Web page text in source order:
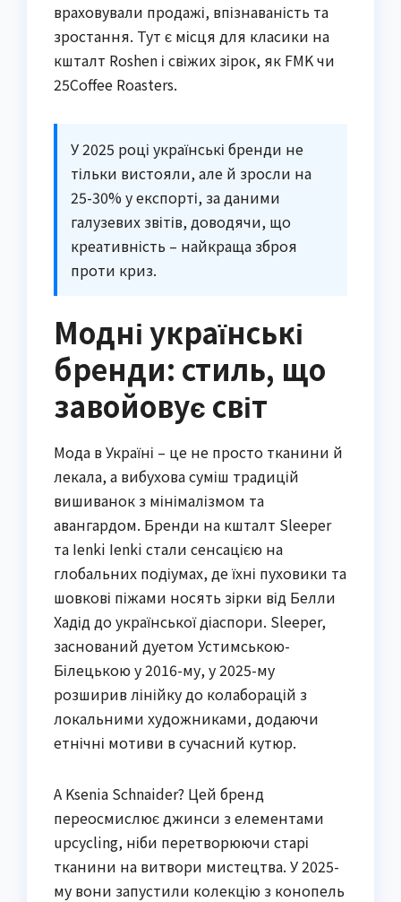
враховували продажі, впізнаваність та
зростання. Тут є місця для класики на
кшталт Roshen і свіжих зірок, як FMK чи
25Coffee Roasters.
У 2025 році українські бренди не
тільки вистояли, але й зросли на
25-30% у експорті, за даними
галузевих звітів, доводячи, що
креативність – найкраща зброя
проти криз.
Модні українські
бренди: стиль, що
завойовує світ
Мода в Україні – це не просто тканини й
лекала, а вибухова суміш традицій
вишиванок з мінімалізмом та
авангардом. Бренди на кшталт Sleeper
та Ienki Ienki стали сенсацією на
глобальних подіумах, де їхні пуховики та
шовкові піжами носять зірки від Белли
Хадід до української діаспори. Sleeper,
заснований дуетом Устимською-
Білецькою у 2016-му, у 2025-му
розширив лінійку до колаборацій з
локальними художниками, додаючи
етнічні мотиви в сучасний кутюр.
А Ksenia Schnaider? Цей бренд
переосмислює джинси з елементами
upcycling, ніби перетворюючи старі
тканини на витвори мистецтва. У 2025-
му вони запустили колекцію з конопель